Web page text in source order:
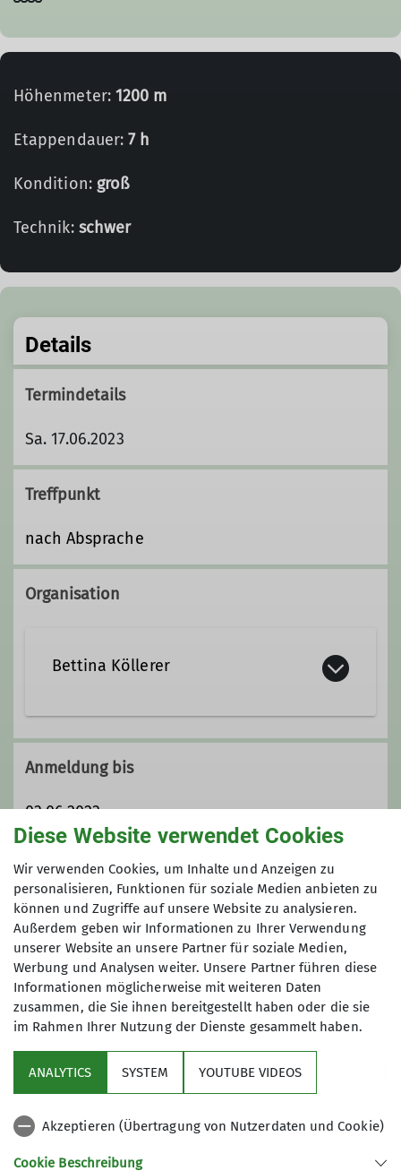
Höhenmeter: 1200 m
Etappendauer:7 h
Kondition: groß
Technik: schwer
Details
Termindetails
Sa. 17.06.2023
Treffpunkt
nach Absprache
Organisation
Bettina Köllerer
+49 171 8047006
bettina.koellerer@dav-
teisendorf.de
Qualifikationen
Wanderleiter*in
Trainer*in C Bergwandern
Anmeldung bis
03.06.2023
Maximale Teilnehmeranzahl
6
wichtige Infos
Partner
Diese Website verwendet Cookies
Wir verwenden Cookies, um Inhalte und Anzeigen zu
personalisieren, Funktionen für soziale Medien anbieten zu
können und Zugriffe auf unsere Website zu analysieren.
Außerdem geben wir Informationen zu Ihrer Verwendung
unserer Website an unsere Partner für soziale Medien,
Werbung und Analysen weiter. Unsere Partner führen diese
Informationen möglicherweise mit weiteren Daten
zusammen, die Sie ihnen bereitgestellt haben oder die sie
im Rahmen Ihrer Nutzung der Dienste gesammelt haben.
ANALYTICS SYSTEM YOUTUBE VIDEOS
Akzeptieren (Übertragung von Nutzerdaten und Cookie)
Cookie Beschreibung